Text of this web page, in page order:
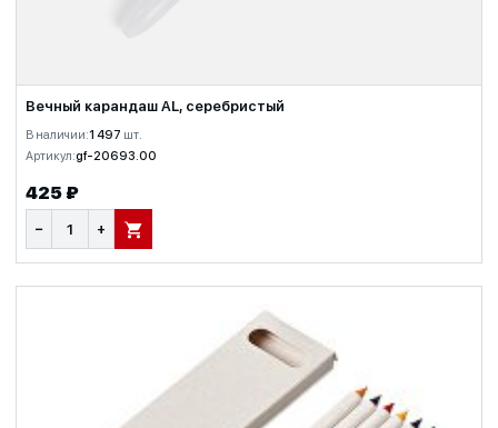
Вечный карандаш AL, серебристый
В наличии:1 497 шт.
Артикул:gf-20693.00
425 ₽
− + В КОРЗИНУ